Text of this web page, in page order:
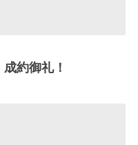
約御礼！